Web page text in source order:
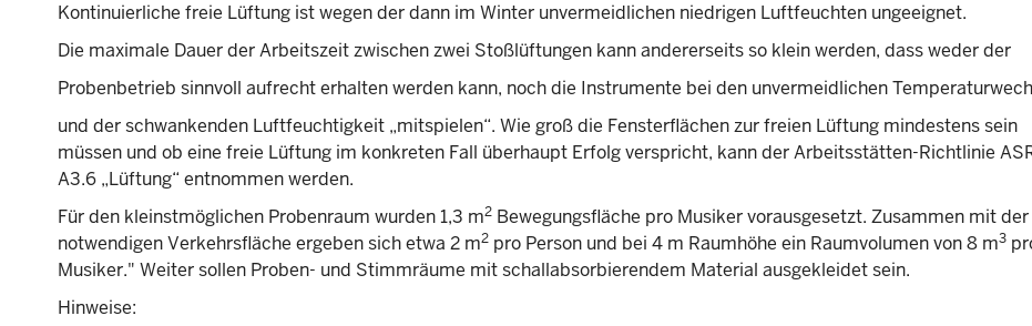
Kontinuierliche freie Lüftung ist wegen der dann im Winter unvermeidlichen niedrigen Luftfeuchten ungeeignet.
Die maximale Dauer der Arbeitszeit zwischen zwei Stoßlüftungen kann andererseits so klein werden, dass weder der
Probenbetrieb sinnvoll aufrecht erhalten werden kann, noch die Instrumente bei den unvermeidlichen
und der schwankenden Luftfeuchtigkeit „mitspielen“. Wie groß die Fensterflächen zur freien Lüftung mindestens sein
müssen und ob eine freie Lüftung im konkreten Fall überhaupt Erfolg verspricht, kann der Arbeitsstätten-Richtlinie
A3.6 „Lüftung“ entnommen werden.
Für den kleinstmöglichen Probenraum wurden 1,3 m2 Bewegungsfläche pro Musiker vorausgesetzt. Zusammen mit der
notwendigen Verkehrsfläche ergeben sich etwa 2 m2 pro Person und bei 4 m Raumhöhe ein Raumvolumen von 8 m3
Musiker." Weiter sollen Proben- und Stimmräume mit schallabsorbierendem Material ausgekleidet sein.
Hinweise: